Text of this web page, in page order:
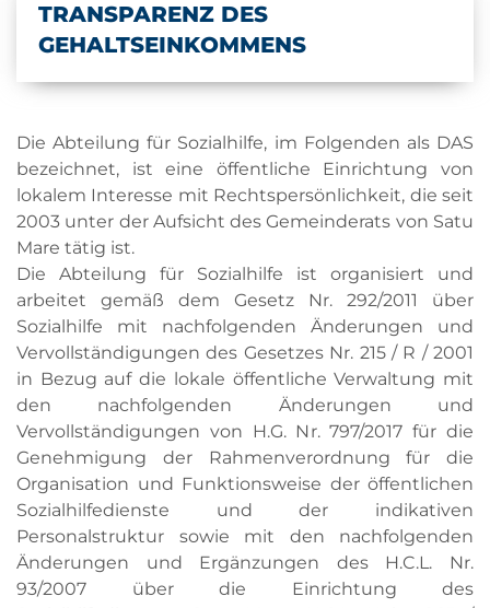
TRANSPARENZ DES
GEHALTSEINKOMMENS
Die Abteilung für Sozialhilfe, im Folgenden als DAS
bezeichnet, ist eine öffentliche Einrichtung von
lokalem Interesse mit Rechtspersönlichkeit, die seit
2003 unter der Aufsicht des Gemeinderats von Satu
Mare tätig ist.
Die Abteilung für Sozialhilfe ist organisiert und
arbeitet gemäß dem Gesetz Nr. 292/2011 über
Sozialhilfe mit nachfolgenden Änderungen und
Vervollständigungen des Gesetzes Nr. 215 / R / 2001
in Bezug auf die lokale öffentliche Verwaltung mit
den nachfolgenden Änderungen und
Vervollständigungen von H.G. Nr. 797/2017 für die
Genehmigung der Rahmenverordnung für die
Organisation und Funktionsweise der öffentlichen
Sozialhilfedienste und der indikativen
Personalstruktur sowie mit den nachfolgenden
Änderungen und Ergänzungen des H.C.L. Nr.
93/2007 über die Einrichtung des